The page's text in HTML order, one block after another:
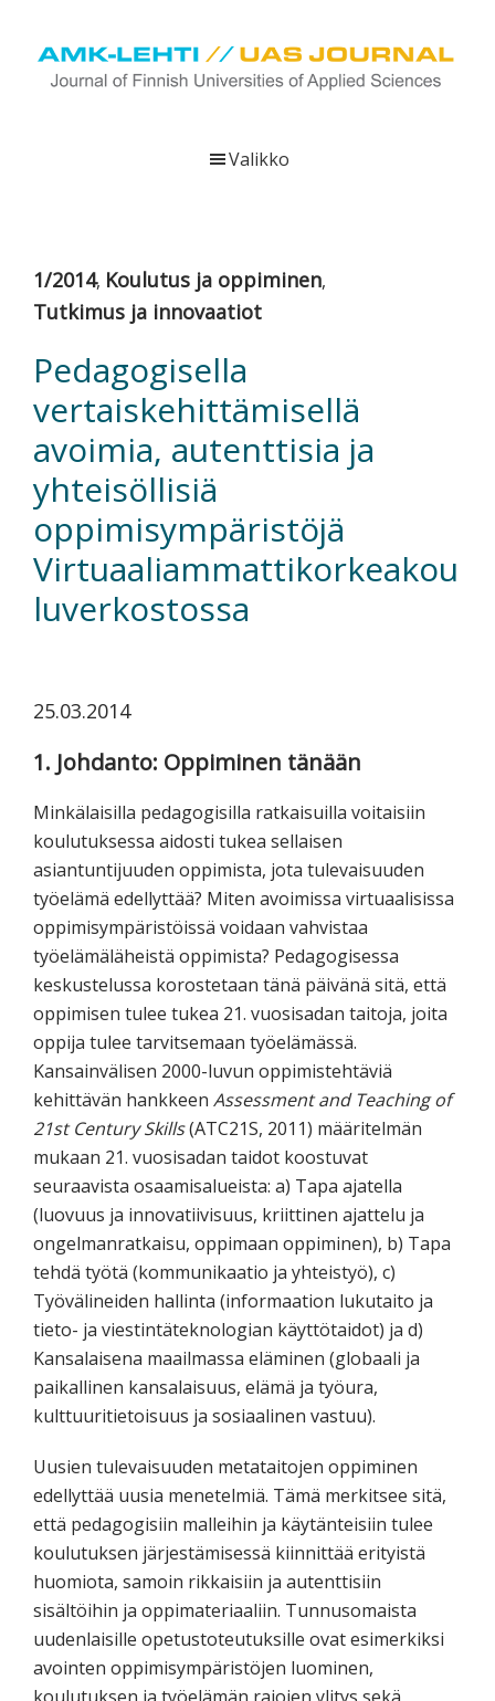
Hyppää
pääsisältöön
Hyppää
ensisijaiseen
Hyppää
alatunnisteeseen
viestittää
ammattikorkeakoulujen
kehittämis-
ja
innovaatiotoiminnasta
sekä
ammattikorkeakoulutusta
koskevasta
tutkimuksesta
kaikille
kiinnostuneille.
Valikko
1/2014, Koulutus ja oppiminen,
Tutkimus ja innovaatiot
Pedagogisella
vertaiskehittämisellä
avoimia, autenttisia ja
yhteisöllisiä
oppimisympäristöjä
Virtuaaliammattikorkeakou
luverkostossa
25.03.2014
1. Johdanto: Oppiminen tänään
Minkälaisilla pedagogisilla ratkaisuilla voitaisiin
koulutuksessa aidosti tukea sellaisen
asiantuntijuuden oppimista, jota tulevaisuuden
työelämä edellyttää? Miten avoimissa virtuaalisissa
oppimisympäristöissä voidaan vahvistaa
työelämäläheistä oppimista? Pedagogisessa
keskustelussa korostetaan tänä päivänä sitä, että
oppimisen tulee tukea 21. vuosisadan taitoja, joita
oppija tulee tarvitsemaan työelämässä.
Kansainvälisen 2000-luvun oppimistehtäviä
kehittävän hankkeen Assessment and Teaching of
21st Century Skills(ATC21S, 2011) määritelmän
mukaan 21. vuosisadan taidot koostuvat
seuraavista osaamisalueista: a) Tapa ajatella
(luovuus ja innovatiivisuus, kriittinen ajattelu ja
ongelmanratkaisu, oppimaan oppiminen), b) Tapa
tehdä työtä (kommunikaatio ja yhteistyö), c)
Työvälineiden hallinta (informaation lukutaito ja
tieto- ja viestintäteknologian käyttötaidot) ja d)
Kansalaisena maailmassa eläminen (globaali ja
paikallinen kansalaisuus, elämä ja työura,
kulttuuritietoisuus ja sosiaalinen vastuu).
Uusien tulevaisuuden metataitojen oppiminen
edellyttää uusia menetelmiä. Tämä merkitsee sitä,
että pedagogisiin malleihin ja käytänteisiin tulee
koulutuksen järjestämisessä kiinnittää erityistä
huomiota, samoin rikkaisiin ja autenttisiin
sisältöihin ja oppimateriaaliin. Tunnusomaista
uudenlaisille opetustoteutuksille ovat esimerkiksi
avointen oppimisympäristöjen luominen,
koulutuksen ja työelämän rajojen ylitys sekä